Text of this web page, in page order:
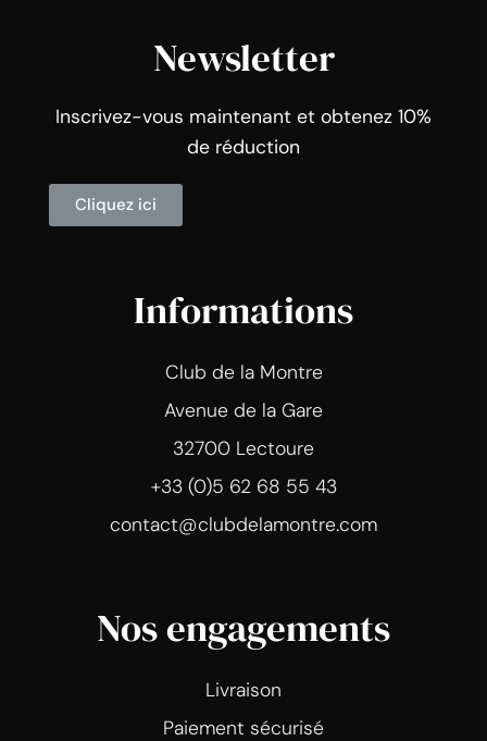
Newsletter
Inscrivez-vous maintenant et obtenez 10%
de réduction
Cliquez ici
Informations
Club de la Montre
Avenue de la Gare
32700 Lectoure
+33 (0)5 62 68 55 43
contact@clubdelamontre.com
Nos engagements
Livraison
Paiement sécurisé